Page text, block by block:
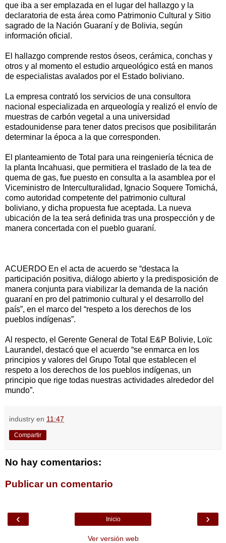
que iba a ser emplazada en el lugar del hallazgo y la
declaratoria de esta área como Patrimonio Cultural y Sitio
sagrado de la Nación Guaraní y de Bolivia, según
información oficial.
El hallazgo comprende restos óseos, cerámica, conchas y
otros y al momento el estudio arqueológico está en manos
de especialistas avalados por el Estado boliviano.
La empresa contrató los servicios de una consultora
nacional especializada en arqueología y realizó el envío de
muestras de carbón vegetal a una universidad
estadounidense para tener datos precisos que posibilitarán
determinar la época a la que corresponden.
El planteamiento de Total para una reingeniería técnica de
la planta Incahuasi, que permitiera el traslado de la tea de
quema de gas, fue puesto en consulta a la asamblea por el
Viceministro de Interculturalidad, Ignacio Soquere Tomichá,
como autoridad competente del patrimonio cultural
boliviano, y dicha propuesta fue aceptada. La nueva
ubicación de la tea será definida tras una prospección y de
manera concertada con el pueblo guaraní.
ACUERDO En el acta de acuerdo se “destaca la
participación positiva, diálogo abierto y la predisposición de
manera conjunta para viabilizar la demanda de la nación
guaraní en pro del patrimonio cultural y el desarrollo del
país”, en el marco del “respeto a los derechos de los
pueblos indígenas”.
Al respecto, el Gerente General de Total E&P Bolivie, Loïc
Laurandel, destacó que el acuerdo “se enmarca en los
principios y valores del Grupo Total que establecen el
respeto a los derechos de los pueblos indígenas, un
principio que rige todas nuestras actividades alrededor del
mundo”.
industry en 11:47
Compartir
No hay comentarios:
Publicar un comentario
‹ ›
Inicio
Ver versión web